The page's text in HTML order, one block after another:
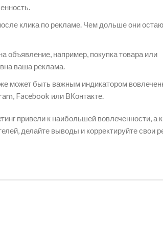
клика по рекламе. Чем дольше они
объявление, например, покупка товара или
ваша реклама.
может быть важным индикатором
Facebook или ВКонтакте.
привели к наибольшей вовлеченности, а
делайте выводы и корректируйте свои